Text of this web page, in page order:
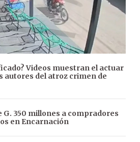
Videos muestran el actuar
autores del atroz crimen de
G. 350 millones a compradores
en Encarnación